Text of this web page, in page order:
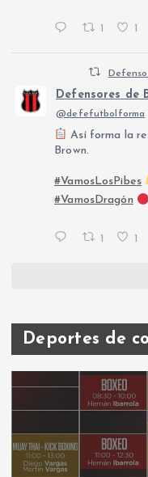
Defensores de
@defefutbolforma
Así forma la
Brown.
#VamosLosPibes
#VamosDragón
1 1
Deportes de